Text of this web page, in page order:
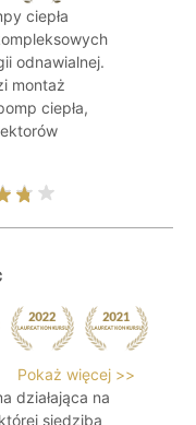
ciepła
odnawialnej.
montaż
ciepła,
Pokaż więcej >>
działająca na
siedziba